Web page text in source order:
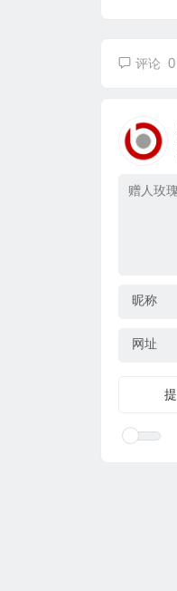
评论 0
昵称
网址